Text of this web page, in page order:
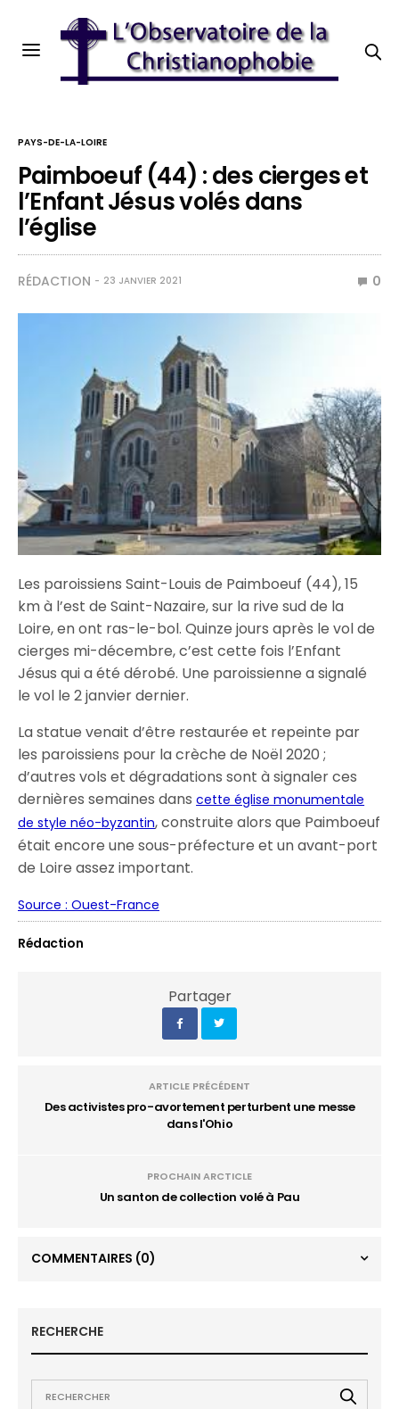
PAYS-DE-LA-LOIRE
Paimboeuf (44) : des cierges et
l’Enfant Jésus volés dans
l’église
RÉDACTION 23 JANVIER 2021 0
Les paroissiens Saint-Louis de Paimboeuf (44), 15
km à l’est de Saint-Nazaire, sur la rive sud de la
Loire, en ont ras-le-bol. Quinze jours après le vol de
cierges mi-décembre, c’est cette fois l’Enfant
Jésus qui a été dérobé. Une paroissienne a signalé
le vol le 2 janvier dernier.
La statue venait d’être restaurée et repeinte par
les paroissiens pour la crèche de Noël 2020 ;
d’autres vols et dégradations sont à signaler ces
dernières semaines danscette église monumentale
de style néo-byzantin, construite alors que Paimboeuf
était encore une sous-préfecture et un avant-port
de Loire assez important.
Source : Ouest-France
Rédaction
Partager
ARTICLE PRÉCÉDENT
Des activistes pro-avortement perturbent une messe
dans l'Ohio
PROCHAIN ARCTICLE
Un santon de collection volé à Pau
COMMENTAIRES (0)
RECHERCHE